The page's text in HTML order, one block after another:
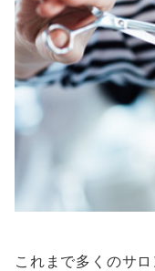
これまで多くのサ